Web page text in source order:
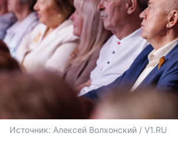
Источник: Алексей Волхонский / V1.RU